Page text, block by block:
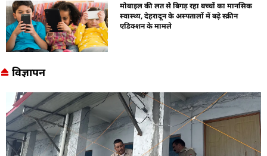
मोबाइल की लत से बिगड़ रहा बच्चों का मानसिक
स्वास्थ्य, देहरादून के अस्पतालों में बढ़े स्क्रीन
एडिक्शन के मामले
विज्ञापन